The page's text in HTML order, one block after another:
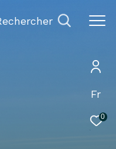
Fr
0
rechercher